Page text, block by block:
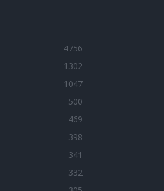
4756
1302
1047
500
469
398
341
332